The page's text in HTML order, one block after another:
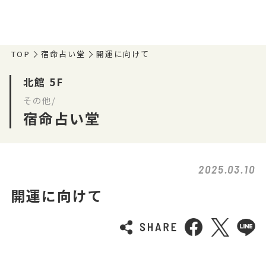
TOP 宿命占い堂 開運に向けて
北館 5F
その他/
宿命占い堂
2025.03.10
開運に向けて